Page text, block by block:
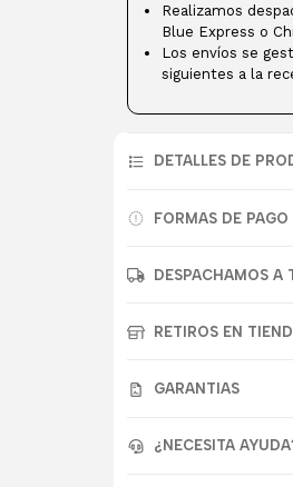
Realizamos
Blue Express o
Los envíos se
siguientes a la
DETALLES DE
FORMAS DE
DESPACHAMOS A
RETIROS EN
GARANTIAS
¿NECESITA